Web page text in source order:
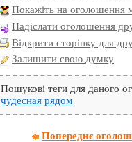
Покажіть на оголошення
Надіслати оголошення
Відкрити сторінку для
Залишити свою думку
Пошукові теги для даного
чудесная рядом
Попереднє